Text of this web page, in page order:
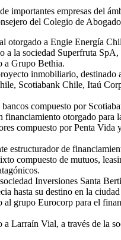
importantes empresas del
del Colegio de
otorgado a Engie Energía
la sociedad Superfruta
a Grupo Bethia.
inmobiliario,
Scotiabank Chile, Itaú
compuesto por
otorgado
compuesto por Penta
estructurador de
compuesto de mutuos,
Inversiones Santa
hasta su destino en la
grupo Eurocorp para el
Larraín Vial, a través de la